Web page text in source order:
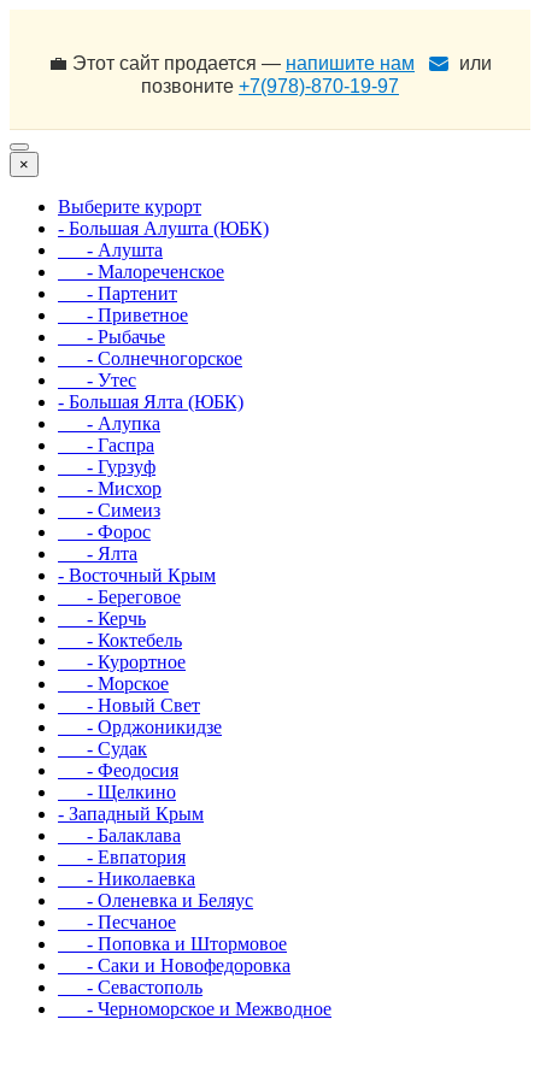
💼 Этот сайт продается — напишите нам
или
позвоните +7(978)-870-19-97
×
Выберите курорт
- Большая Алушта (ЮБК)
- Алушта
- Малореченское
- Партенит
- Приветное
- Рыбачье
- Солнечногорское
- Утес
- Большая Ялта (ЮБК)
- Алупка
- Гаспра
- Гурзуф
- Мисхор
- Симеиз
- Форос
- Ялта
- Восточный Крым
- Береговое
- Керчь
- Коктебель
- Курортное
- Морское
- Новый Свет
- Орджоникидзе
- Судак
- Феодосия
- Щелкино
- Западный Крым
- Балаклава
- Евпатория
- Николаевка
- Оленевка и Беляус
- Песчаное
- Поповка и Штормовое
- Саки и Новофедоровка
- Севастополь
- Черноморское и Межводное